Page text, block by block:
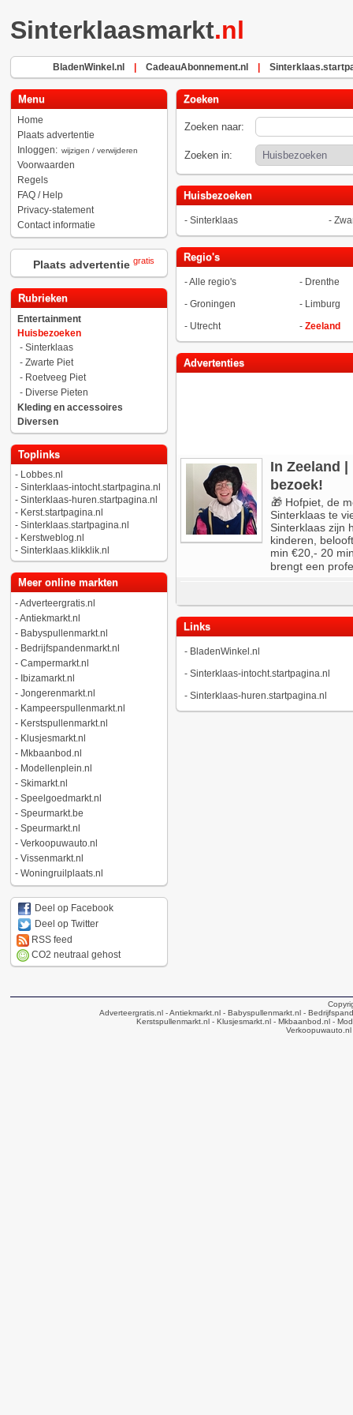
Sinterklaasmarkt.nl
BladenWinkel.nl CadeauAbonnement.nl
Menu
Home
Plaats advertentie
Inloggen: wijzigen / verwijderen
Voorwaarden
Regels
FAQ / Help
Privacy-statement
Contact informatie
Plaats advertentie gratis
Rubrieken
Entertainment
Huisbezoeken
- Sinterklaas
- Zwarte Piet
- Roetveeg Piet
- Diverse Pieten
Kleding en accessoires
Diversen
Toplinks
- Lobbes.nl
- Sinterklaas-intocht.startpagina.nl
- Sinterklaas-huren.startpagina.nl
- Kerst.startpagina.nl
- Sinterklaas.startpagina.nl
- Kerstweblog.nl
- Sinterklaas.klikklik.nl
Meer online markten
-Adverteergratis.nl
-Antiekmarkt.nl
- Babyspullenmarkt.nl
- Bedrijfspandenmarkt.nl
- Campermarkt.nl
- Ibizamarkt.nl
- Jongerenmarkt.nl
- Kampeerspullenmarkt.nl
- Kerstspullenmarkt.nl
- Klusjesmarkt.nl
- Mkbaanbod.nl
- Modellenplein.nl
- Skimarkt.nl
- Speelgoedmarkt.nl
- Speurmarkt.be
- Speurmarkt.nl
- Verkoopuwauto.nl
- Vissenmarkt.nl
- Woningruilplaats.nl
Deel op Facebook
Deel op Twitter
RSS feed
CO2 neutraal gehost
Zoeken
Zoeken naar:
Zoeken in:
Huisbezoeken
- Sinterklaas -
Regio's
-Alle regio's - Drenthe
- Groningen - Limburg
- Utrecht - Zeeland
Advertenties
In Zeeland
bezoek!
🎁 Hofpiet, de
Sinterklaas te
Sinterklaas zijn
kinderen,
min €20,- 20
brengt een
Links
- BladenWinkel.nl
- Sinterklaas-intocht.startpagina.nl
- Sinterklaas-huren.startpagina.nl
Adverteergratis.nl - Antiekmarkt.nl - Babyspullenmarkt.nl -
Kerstspullenmarkt.nl- Klusjesmarkt.nl- Mkbaanbod.nl-
Verkoopuwauto.nl